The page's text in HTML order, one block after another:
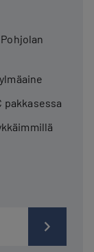
pakkasessa